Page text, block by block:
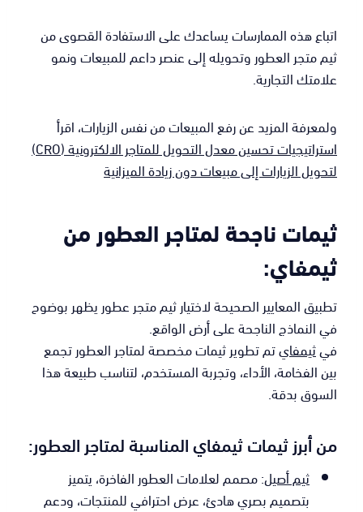
اتباع هذه الممارسات يساعدك على الاستفادة القصوى من
ثيم متجر العطور وتحويله إلى عنصر داعم للمبيعات ونمو
علامتك التجارية.
ولمعرفة المزيد عن رفع المبيعات من نفس الزيارات، اقرأ
استراتيجيات تحسين معدل التحويل للمتاجر الالكترونية (CRO)
لتحويل الزيارات إلى مبيعات دون زيادة الميزانية
ثيمات ناجحة لمتاجر العطور من
ثيمفاي:
تطبيق المعايير الصحيحة لاختيار ثيم متجر عطور يظهر بوضوح
في النماذج الناجحة على أرض الواقع.
فيثيمفايتم تطوير ثيمات مخصصة لمتاجر العطور تجمع
بين الفخامة، الأداء، وتجربة المستخدم، لتناسب طبيعة هذا
السوق بدقة.
من أبرز ثيمات ثيمفاي المناسبة لمتاجر العطور:
ثيم أصيل: مصمم لعلامات العطور الفاخرة، يتميز
بتصميم بصري هادئ، عرض احترافي للمنتجات، ودعم